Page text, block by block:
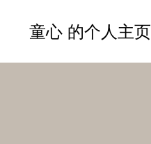
童心 的个人主页